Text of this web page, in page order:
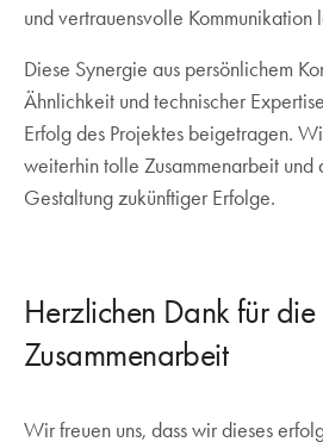
und vertrauensvolle Kommunikation
Diese Synergie aus persönlichem
Ähnlichkeit und technischer
Erfolg des Projektes beigetragen.
weiterhin tolle Zusammenarbeit und
Gestaltung zukünftiger Erfolge.
Herzlichen Dank für die
Zusammenarbeit
Wir freuen uns, dass wir dieses